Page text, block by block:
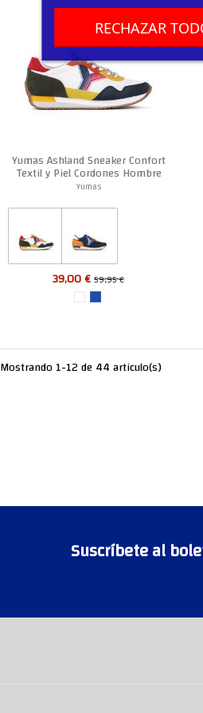
RECHAZAR
Yumas Ashland Sneaker Confort
Textil y Piel Cordones Hombre
Yumas
39,00 €59,95 €
Mostrando 1-12 de 44 articulo(s)
Suscríbete al